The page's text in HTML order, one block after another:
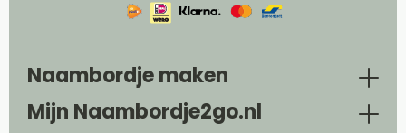
Naambordje maken
Mijn Naambordje2go.nl